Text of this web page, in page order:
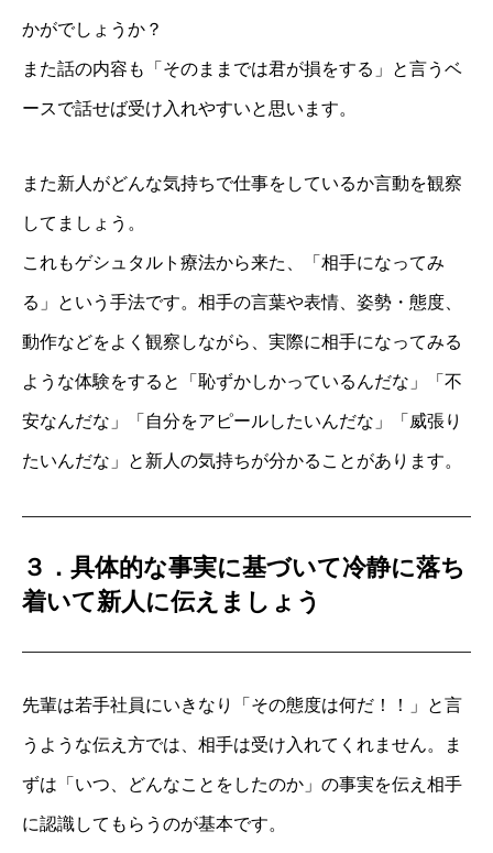
かがでしょうか？
また話の内容も「そのままでは君が損をする」と言うベ
ースで話せば受け入れやすいと思います。
また新人がどんな気持ちで仕事をしているか言動を観察
してましょう。
これもゲシュタルト療法から来た、「相手になってみ
る」という手法です。相手の言葉や表情、姿勢・態度、
動作などをよく観察しながら、実際に相手になってみる
ような体験をすると「恥ずかしかっているんだな」「不
安なんだな」「自分をアピールしたいんだな」「威張り
たいんだな」と新人の気持ちが分かることがあります。
３．具体的な事実に基づいて冷静に落ち
着いて新人に伝えましょう
先輩は若手社員にいきなり「その態度は何だ！！」と言
うような伝え方では、相手は受け入れてくれません。ま
ずは「いつ、どんなことをしたのか」の事実を伝え相手
に認識してもらうのが基本です。